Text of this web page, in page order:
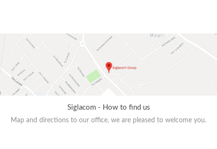
Siglacom - How to find us
Map and directions to our office, we are pleased to welcome you.